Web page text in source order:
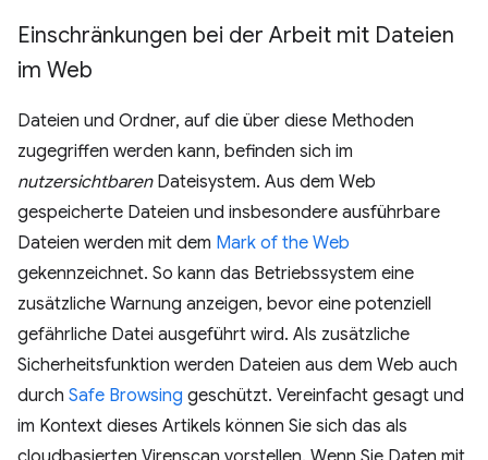
Einschränkungen bei der Arbeit mit Dateien
im Web
Dateien und Ordner, auf die über diese Methoden
zugegriffen werden kann, befinden sich im
nutzersichtbarenDateisystem. Aus dem Web
gespeicherte Dateien und insbesondere ausführbare
Dateien werden mit dem Mark of the Web
gekennzeichnet. So kann das Betriebssystem eine
zusätzliche Warnung anzeigen, bevor eine potenziell
gefährliche Datei ausgeführt wird. Als zusätzliche
Sicherheitsfunktion werden Dateien aus dem Web auch
durch Safe Browsing geschützt. Vereinfacht gesagt und
im Kontext dieses Artikels können Sie sich das als